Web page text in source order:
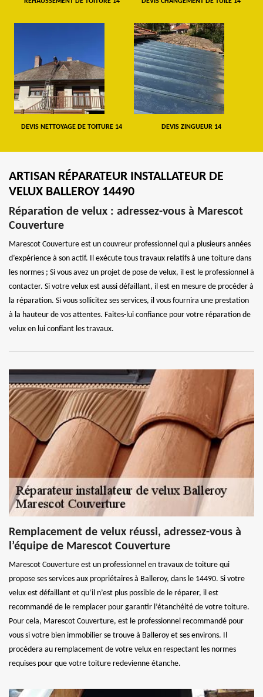
DEVIS NETTOYAGE DE TOITURE 14 DEVIS ZINGUEUR 14
ARTISAN RÉPARATEUR INSTALLATEUR DE
VELUX BALLEROY 14490
Réparation de velux : adressez-vous à Marescot
Couverture
Marescot Couverture est un couvreur professionnel qui a plusieurs années
d’expérience à son actif. Il exécute tous travaux relatifs à une toiture dans
les normes ; Si vous avez un projet de pose de velux, il est le professionnel à
contacter. Si votre velux est aussi défaillant, il est en mesure de procéder à
la réparation. Si vous sollicitez ses services, il vous fournira une prestation
à la hauteur de vos attentes. Faites-lui confiance pour votre réparation de
velux en lui confiant les travaux.
Remplacement de velux réussi, adressez-vous à
l’équipe de Marescot Couverture
Marescot Couverture est un professionnel en travaux de toiture qui
propose ses services aux propriétaires à Balleroy, dans le 14490. Si votre
velux est défaillant et qu’il n’est plus possible de le réparer, il est
recommandé de le remplacer pour garantir l’étanchéité de votre toiture.
Pour cela, Marescot Couverture, est le professionnel recommandé pour
vous si votre bien immobilier se trouve à Balleroy et ses environs. Il
procédera au remplacement de votre velux en respectant les normes
requises pour que votre toiture redevienne étanche.